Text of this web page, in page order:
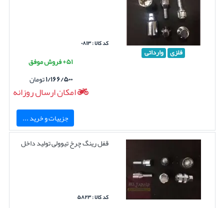
فلزی وارداتی
کد کالا : ۰۸۱۳
۵۱+ فروش موفق
۱/۱۶۶/۵۰۰تومان
امکان ارسال روزانه
جزییات و خرید ...
قفل رینگ چرخ تیوولی تولید داخل
کد کالا : ۵۸۲۳